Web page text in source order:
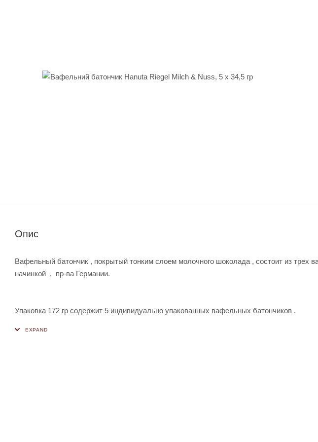
Опис
Вафельный батончик , покрытый тонким слоем молочного шоколада , состоит из трех
начинкой , пр-ва Германии.
Упаковка 172 гр содержит 5 индивидуально упакованных вафельных батончиков .